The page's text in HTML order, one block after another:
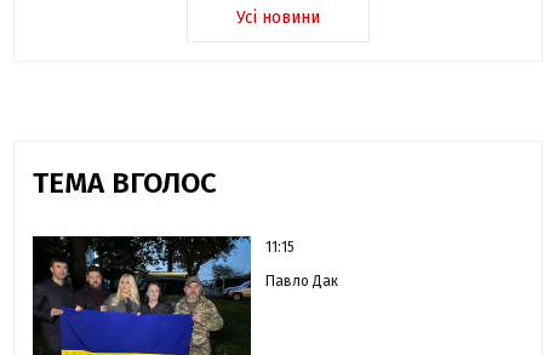
Усі новини
ТЕМА ВГОЛОС
11:15
Павло Дак